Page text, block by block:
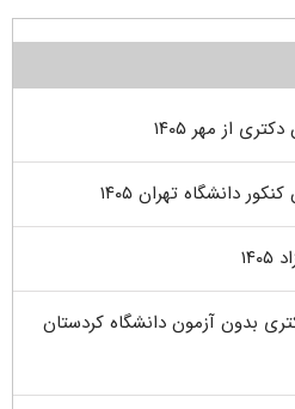
از مهر ۱۴۰۵
دانشگاه تهران ۱۴۰۵
بدون آزمون دانشگاه کردستان